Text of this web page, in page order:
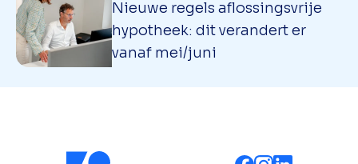
Nieuwe regels aflossingsvrije
hypotheek: dit verandert er
vanaf mei/juni